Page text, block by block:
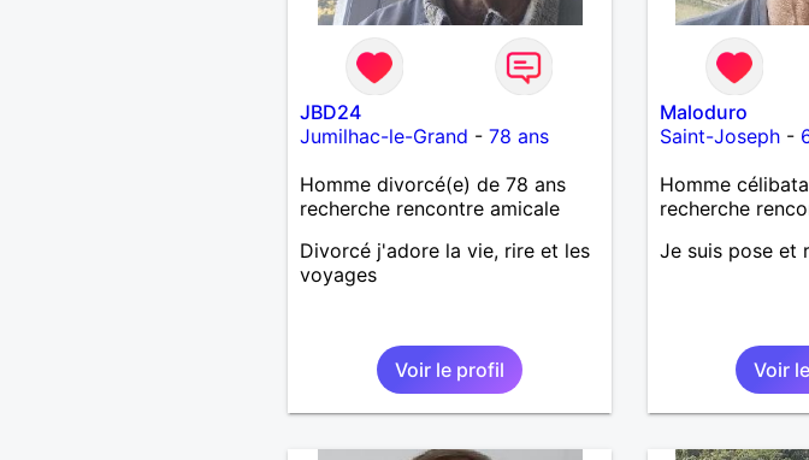
JBD24
Jumilhac-le-Grand - 78 ans
Homme divorcé(e) de 78 ans
recherche rencontre amicale
Divorcé j'adore la vie, rire et les
voyages
Voir le profil
Maloduro
Saint-Joseph-
Homme
recherche
Je suis pose et
Voir